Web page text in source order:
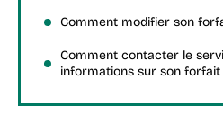
Comment modifier son
Comment contacter le
informations sur son forfait